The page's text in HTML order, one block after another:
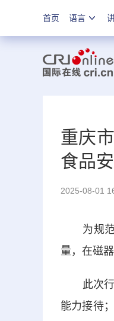
首页 语言
重庆
食品
2025-08-01
为规范
量，在磁
此次行
能力接待